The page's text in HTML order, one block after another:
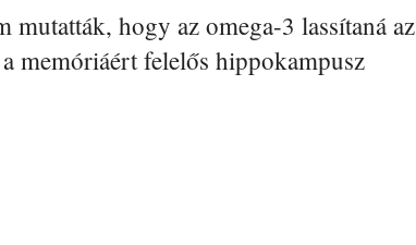
hogy az omega-3 lassítaná az
memóriáért felelős hippokampusz